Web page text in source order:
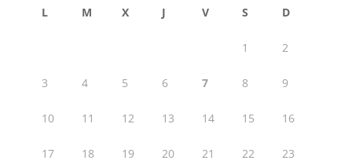
L M X J V S D
1 2
3 4 5 6 7 8 9
10 11 12 13 14 15 16
17 18 19 20 21 22 23